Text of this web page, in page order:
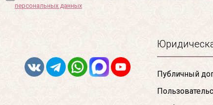
персональных данных
Публичный